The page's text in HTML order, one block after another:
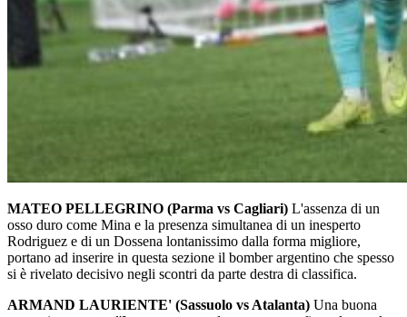
MATEO PELLEGRINO (Parma vs Cagliari) L'assenza di un
osso duro come Mina e la presenza simultanea di un inesperto
Rodriguez e di un Dossena lontanissimo dalla forma migliore,
portano ad inserire in questa sezione il bomber argentino che spesso
si è rivelato decisivo negli scontri da parte destra di classifica.
ARMAND LAURIENTE' (Sassuolo vs Atalanta) Una buona